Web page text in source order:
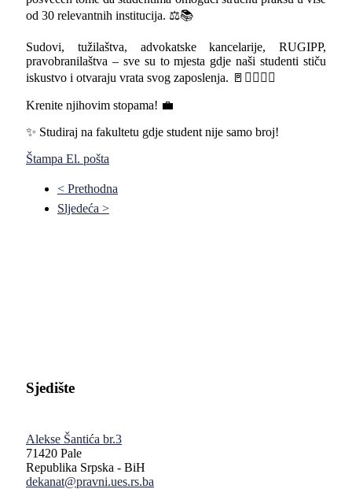
od 30 relevantnih institucija. ⚖️📚
Sudovi, tužilaštva, advokatske kancelarije, RUGIPP,
pravobranilaštva – sve su to mjesta gdje naši studenti stiču
iskustvo i otvaraju vrata svog zaposlenja. 🚪👩‍⚖️👨‍⚖️
Krenite njihovim stopama! 💼
✨ Studiraj na fakultetu gdje student nije samo broj!
Štampa El. pošta
< Prethodna
Sljedeća >
Sjedište
Alekse Šantića br.3
71420 Pale
Republika Srpska - BiH
dekanat@pravni.ues.rs.ba